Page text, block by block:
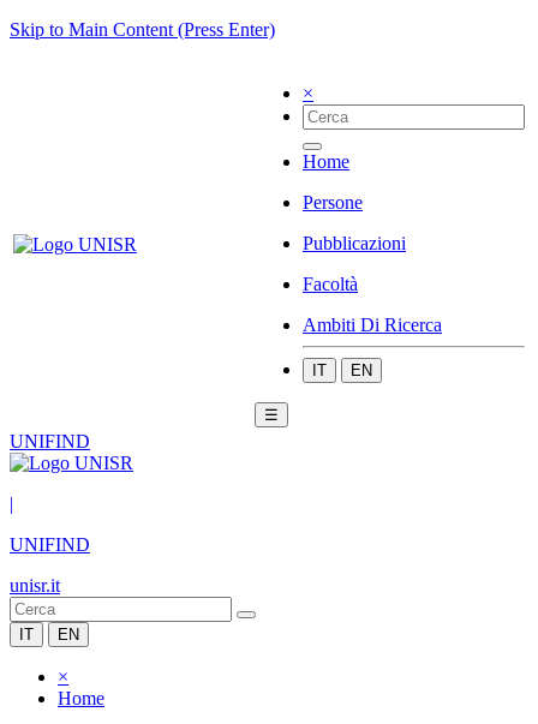
Skip to Main Content (Press Enter)
×
Home
Persone
Pubblicazioni
Facoltà
Ambiti Di Ricerca
IT EN
☰
UNIFIND
|
UNIFIND
unisr.it
IT EN
×
Home